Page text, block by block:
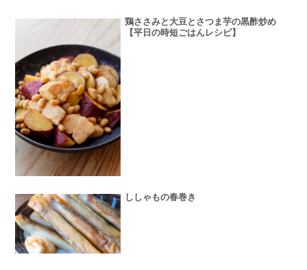
鶏ささみと大豆とさつま芋の黒酢炒め
【平日の時短ごはんレシピ】
ししゃもの春巻き